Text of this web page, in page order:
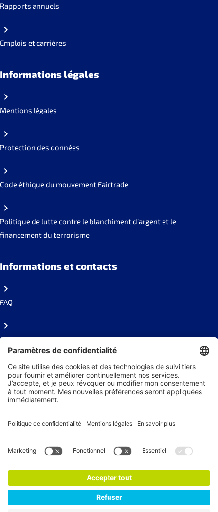
Rapports annuels
Emplois et carrières
Informations légales
Mentions légales
Protection des données
Code éthique du mouvement Fairtrade
Politique de lutte contre le blanchiment d’argent et le
financement du terrorisme
Informations et contacts
FAQ
Contact
Presse
Recevez nos actualités
S'abonner à la newsletter